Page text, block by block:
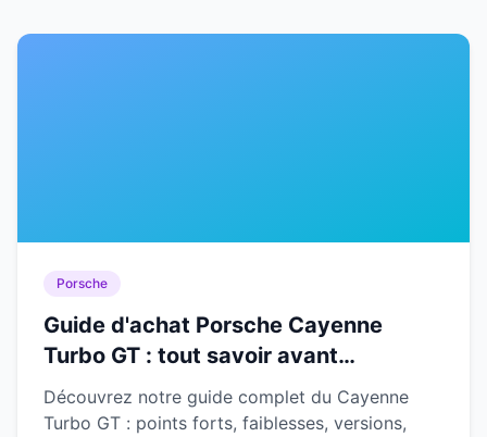
Porsche
Guide d'achat Porsche Cayenne
Turbo GT : tout savoir avant
d'acheter
Découvrez notre guide complet du Cayenne
Turbo GT : points forts, faiblesses, versions,